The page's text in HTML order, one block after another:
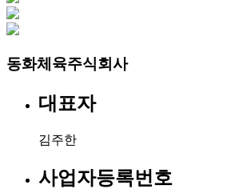
동화체육주식회사
대표자
김주한
사업자등록번호